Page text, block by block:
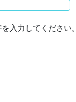
入力してください。